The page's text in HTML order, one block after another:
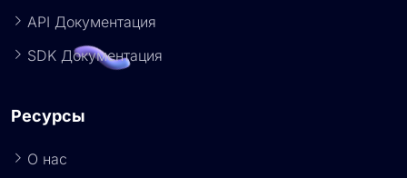
API Документация
SDK Документация
Ресурсы
О нас